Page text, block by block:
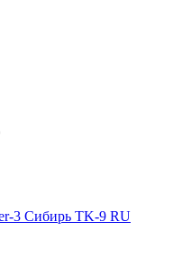
3 Сибирь TK-9 RU